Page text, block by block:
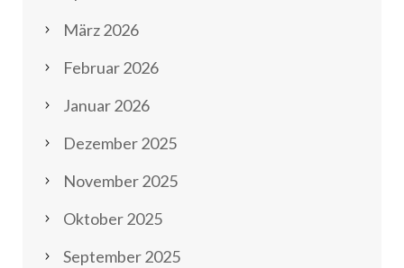
März 2026
Februar 2026
Januar 2026
Dezember 2025
November 2025
Oktober 2025
September 2025